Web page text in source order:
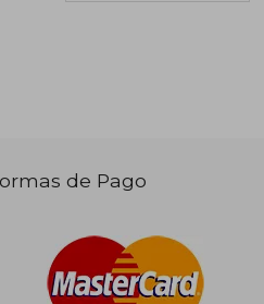
dcto.
de Pago